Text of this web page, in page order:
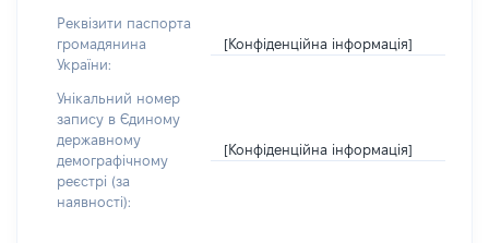
Реквізити паспорта
громадянина
України:
[Конфіденційна інформація]
Унікальний номер
запису в Єдиному
державному
демографічному
реєстрі (за
наявності):
[Конфіденційна інформація]